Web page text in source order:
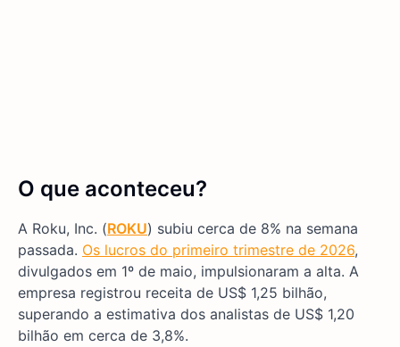
O que aconteceu?
A Roku, Inc. (ROKU) subiu cerca de 8% na semana
passada. Os lucros do primeiro trimestre de 2026,
divulgados em 1º de maio, impulsionaram a alta. A
empresa registrou receita de US$ 1,25 bilhão,
superando a estimativa dos analistas de US$ 1,20
bilhão em cerca de 3,8%.